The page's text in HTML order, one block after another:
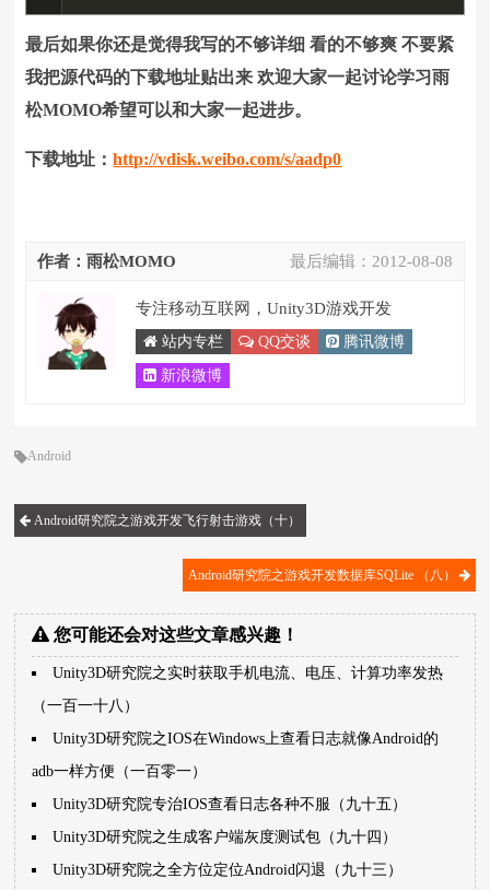
最后如果你还是觉得我写的不够详细 看的不够爽 不要紧
我把源代码的下载地址贴出来 欢迎大家一起讨论学习雨
松MOMO希望可以和大家一起进步。
下载地址：http://vdisk.weibo.com/s/aadp0
最后编辑： 2012-08-08
作者：雨松MOMO
专注移动互联网，Unity3D游戏开发
站内专栏 QQ交谈 腾讯微博
新浪微博
Android
Android研究院之游戏开发飞行射击游戏（十）
Android研究院之游戏开发数据库SQLite （八）
您可能还会对这些文章感兴趣！
Unity3D研究院之实时获取手机电流、电压、计算功率发热
（一百一十八）
Unity3D研究院之IOS在Windows上查看日志就像Android的
adb一样方便（一百零一）
Unity3D研究院专治IOS查看日志各种不服（九十五）
Unity3D研究院之生成客户端灰度测试包（九十四）
Unity3D研究院之全方位定位Android闪退（九十三）